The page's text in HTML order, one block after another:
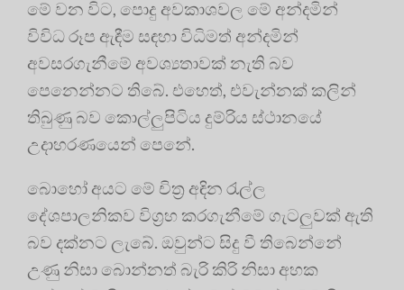
මේ වන විට, පොදු අවකාශවල මේ අන්දමින්
විවිධ රූප ඇඳීම සඳහා විධිමත් අන්දමින්
අවසරගැනීමේ අවශ්‍යතාවක් නැති බව
පෙනෙන්නට තිබේ. එහෙත්, එවැන්නක් කලින්
තිබුණු බව කොල්ලුපිටිය දුම්රිය ස්ථානයේ
උදාහරණයෙන් පෙනේ.
බොහෝ අයට මේ චිත්‍ර අඳින රැල්ල
දේශපාලනිකව විග්‍රහ කරගැනීමේ ගැටලුවක් ඇති
බව දක්නට ලැබේ. ඔවුන්ට සිදු වී තිබෙන්නේ
උණු නිසා බොන්නත් බැරි කිරි නිසා අහක